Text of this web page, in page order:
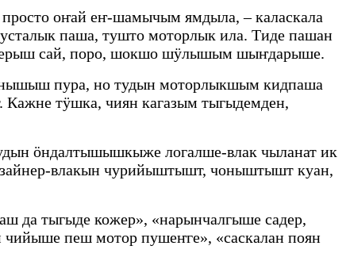
оҥай еҥ-шамычым ямдыла, – каласкала
паша, тушто моторлык ила. Тиде пашан
сай, поро, шокшо шӱлышым шыҥдарыше.
пура, но тудын моторлыкшым кидпаша
тӱшка, чиян кагазым тыгыдемден,
ӧндалтышышкыже логалше-влак чыланат ик
влакын чурийыштышт, чоныштышт куан,
тыгыде кожер», «нарынчалгыше садер,
пеш мотор пушеҥге», «саскалан поян